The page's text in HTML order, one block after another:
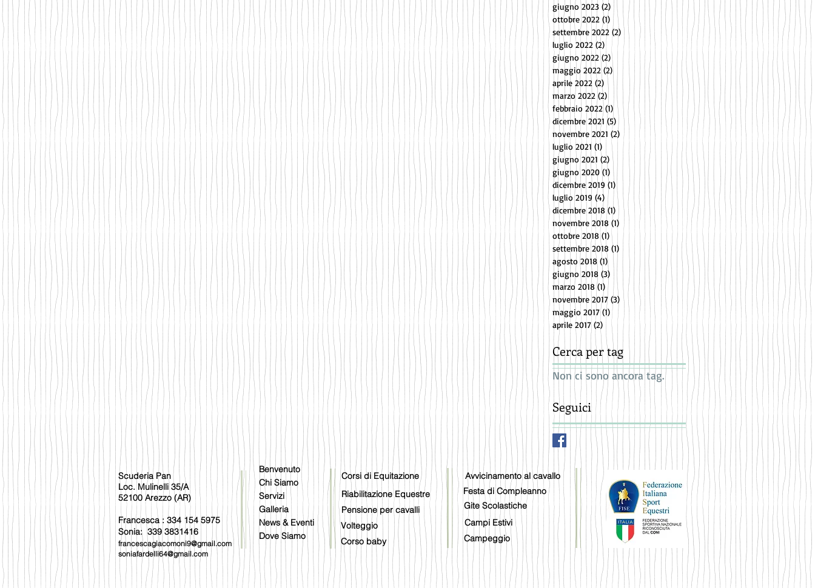
giugno 2023 (2) 2 post
ottobre 2022 (1) 1 post
settembre 2022 (2) 2 post
luglio 2022 (2) 2 post
giugno 2022 (2) 2 post
maggio 2022 (2)2 post
aprile 2022 (2) 2 post
marzo 2022 (2) 2 post
febbraio 2022 (1)1 post
dicembre 2021 (5) 5 post
novembre 2021 (2) 2 post
luglio 2021 (1) 1 post
giugno 2021 (2) 2 post
giugno 2020 (1) 1 post
dicembre 2019 (1) 1 post
luglio 2019 (4) 4 post
dicembre 2018 (1) 1 post
novembre 2018 (1) 1 post
ottobre 2018 (1)1 post
settembre 2018 (1) 1 post
agosto 2018 (1)1 post
giugno 2018 (3)
marzo 2018 (1) 1 post
novembre 2017 (3) 3 post
maggio 2017 (1)1 post
aprile 2017 (2) 2 post
Cerca per tag
Non ci sono ancora tag.
Seguici
Scuderia Pan
Loc. Mulinelli 35/A
52100 Arezzo (AR)
Francesca : 334 154 5975
Sonia: 339 3831416
francescagiacomoni9@gmail.com
soniafardelli64@gmail.com
Benvenuto
Chi Siamo
Servizi
Galleria
News & Eventi
Dove Siamo
Corsi di Equitazione
Riabilitazione Equestre
Pensione per cavalli
Volteggio
Corso baby
Campi Estivi
Avvicinamento al cavallo
Festa di Compleanno
Gite Scolastiche
Campeggio